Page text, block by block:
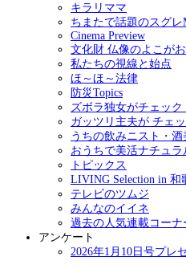
キラリママ
ちまたで話題のスグレ
Cinema Preview
文化財 仏像のよこがお
私たちの視線と始点
ほ～ほ～法律
防災Topics
ズボラ独女がチェッ
ガッツリ主夫が チェ
うちの飲みニスト・
おうちで美活ナチュ
トピックス
LIVING Selection in 和
テレビのツムジ
みんなのイイネ
過去の人気連載コーナ
アンケート
2026年1月10日号プレ